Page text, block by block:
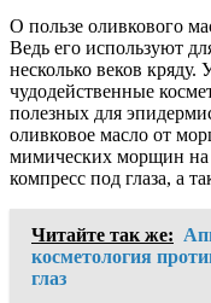
О пользе оливкового
Ведь его используют
несколько веков кряду.
чудодейственные
полезных для
оливковое масло от
мимических морщин
компресс под глаза, а
Читайте так же:
косметология
глаз